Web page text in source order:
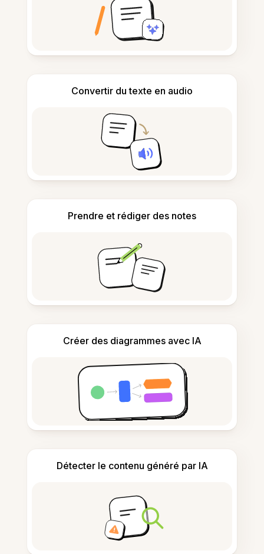
Convertir du texte en audio
Prendre et rédiger des notes
Créer des diagrammes avec IA
Détecter le contenu généré par IA